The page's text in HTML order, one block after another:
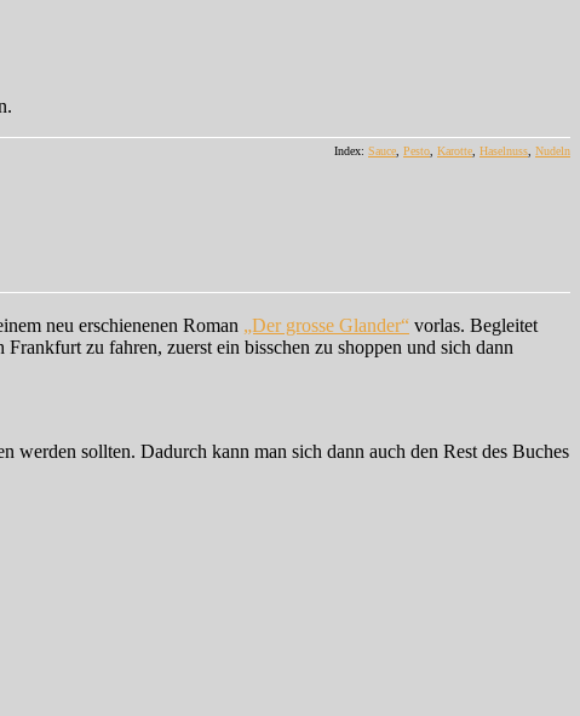
Index: Sauce, Pesto, Karotte, Haselnuss, Nudeln
neu erschienenen Roman „Der grosse Glander“ vorlas. Begleitet
zu fahren, zuerst ein bisschen zu shoppen und sich dann
werden sollten. Dadurch kann man sich dann auch den Rest des Buches